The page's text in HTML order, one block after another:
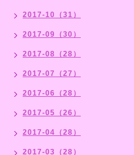
2017-10（31）
2017-09（30）
2017-08（28）
2017-07（27）
2017-06（28）
2017-05（26）
2017-04（28）
2017-03（28）